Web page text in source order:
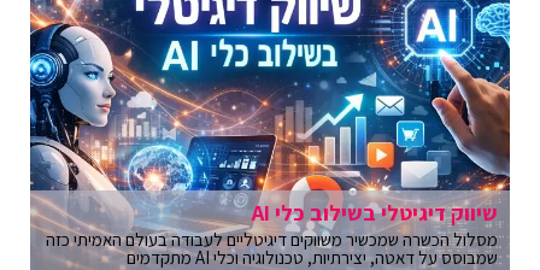
שיווק דיגיטלי בשילוב כלי AI
מסלול הכשרה שמכשיר משווקים דיגיטליים לעבודה בעולם האמיתי כזה
שמבוסס על דאטה, יצירתיות, טכנולוגיה וכלי AI מתקדמים